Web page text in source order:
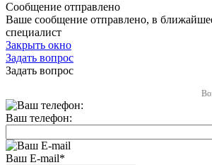
Сообщение отправлено
Ваше сообщение отправлено, в
специалист
Закрыть окно
Задать вопрос
Задать вопрос
Ваш телефон:
Ваш E-mail*